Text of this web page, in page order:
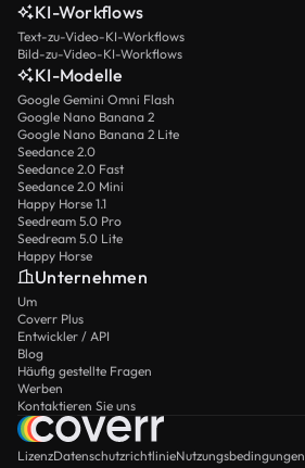
KI-Workflows
Text-zu-Video-KI-Workflows
Bild-zu-Video-KI-Workflows
KI-Modelle
Google Gemini Omni Flash
Google Nano Banana 2
Google Nano Banana 2 Lite
Seedance 2.0
Seedance 2.0 Fast
Seedance 2.0 Mini
Happy Horse 1.1
Seedream 5.0 Pro
Seedream 5.0 Lite
Happy Horse
Unternehmen
Um
Coverr Plus
Entwickler / API
Blog
Häufig gestellte Fragen
Werben
Kontaktieren Sie uns
LizenzDatenschutzrichtlinieNutzungsbedingungen